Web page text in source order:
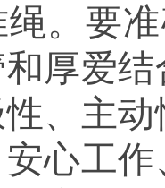
。要
厚爱
、主
心工